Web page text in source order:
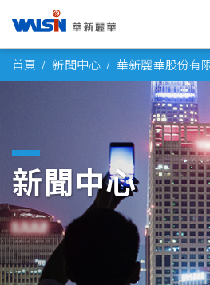
首頁 新聞中心 華新麗華股份有
新聞中心